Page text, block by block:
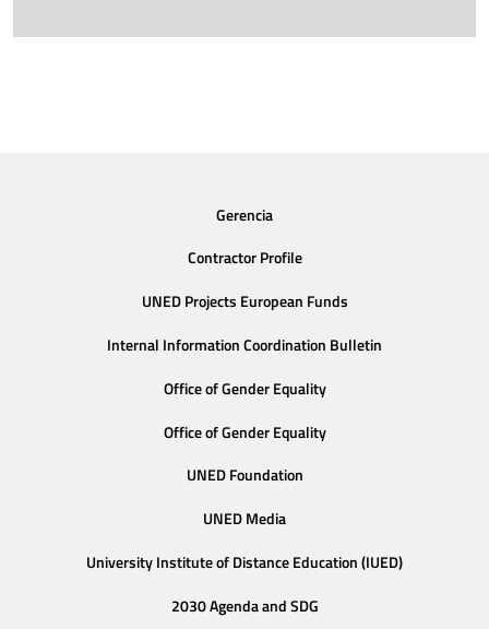
Gerencia
Contractor Profile
UNED Projects European Funds
Internal Information Coordination Bulletin
Office of Gender Equality
Office of Gender Equality
UNED Foundation
UNED Media
University Institute of Distance Education (IUED)
2030 Agenda and SDG